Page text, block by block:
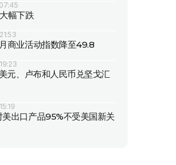
幅下跌
商业活动指数降至49.8
元、卢布和人民币兑坚戈汇
美出口产品95%不受美国新关